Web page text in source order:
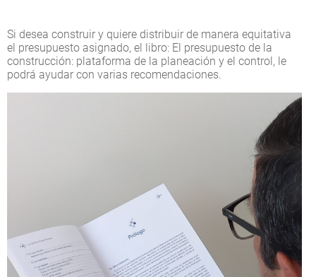
Si desea construir y quiere distribuir de manera equitativa
el presupuesto asignado, el libro: El presupuesto de la
construcción: plataforma de la planeación y el control, le
podrá ayudar con varias recomendaciones.